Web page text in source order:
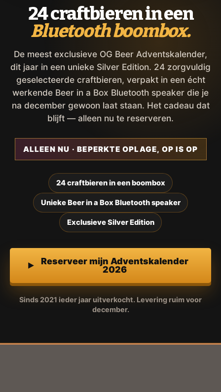
24 craftbieren in een
Bluetooth boombox.
De meest exclusieve OG Beer Adventskalender,
dit jaar in een unieke Silver Edition. 24 zorgvuldig
geselecteerde craftbieren, verpakt in een écht
werkende Beer in a Box Bluetooth speaker die je
na december gewoon laat staan. Het cadeau dat
blijft — alleen nu te reserveren.
ALLEEN NU · BEPERKTE OPLAGE, OP IS OP
24 craftbieren in een boombox
Unieke Beer in a Box Bluetooth speaker
Exclusieve Silver Edition
Reserveer mijn Adventskalender
2026
Sinds 2021 ieder jaar uitverkocht. Levering ruim voor
december.